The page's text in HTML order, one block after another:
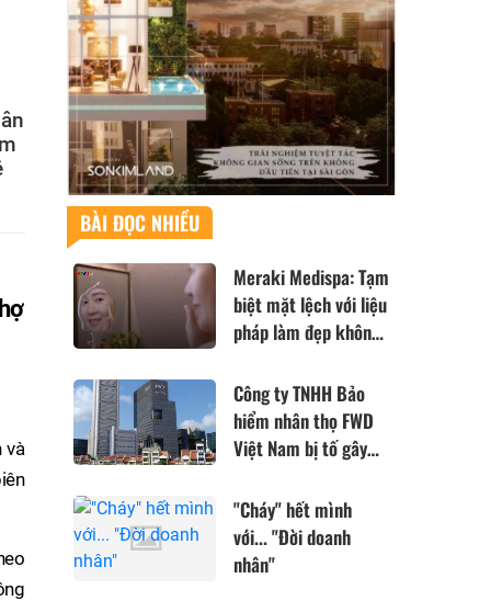
và
BÀI ĐỌC NHIỀU
Meraki Medispa: Tạm
biệt mặt lệch với liệu
pháp làm đẹp không
Bản
Công ty TNHH Bảo
hiểm nhân thọ FWD
Việt Nam bị tố gây
các Đại lý bảo hiểm
cắt Code?
"Cháy" hết mình
với... "Đời doanh
nhân"